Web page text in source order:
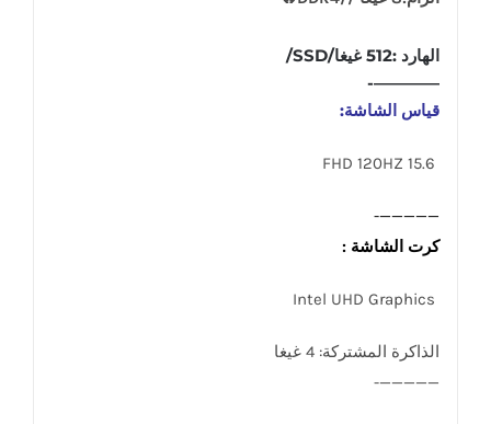
الهارد :512 غيغا/SSD/
————-
قياس الشاشة:
—————-
كرت الشاشة :
الذاكرة المشتركة: 4 غيغا
—————-